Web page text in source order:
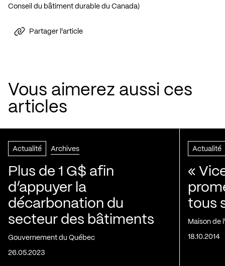
Conseil du bâtiment durable du Canada)
Partager l'article
Vous aimerez aussi ces
articles
Actualité Archives
Plus de 1 G$ afin
d’appuyer la
décarbonation du
secteur des bâtiments
Gouvernement du Québec
26.05.2023
Actualité
«
tous
Maison de
18.10.2014